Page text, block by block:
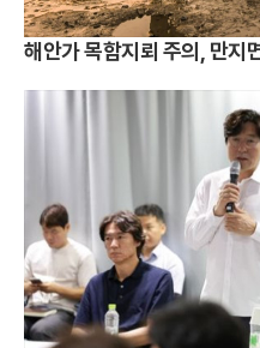
해안가 목함지뢰 주의, 만지